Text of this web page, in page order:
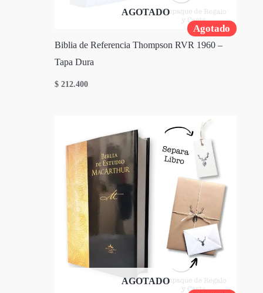
Agotado
AGOTADO
Biblia de Referencia Thompson RVR 1960 –
Tapa Dura
$ 212.400
AGOTADO